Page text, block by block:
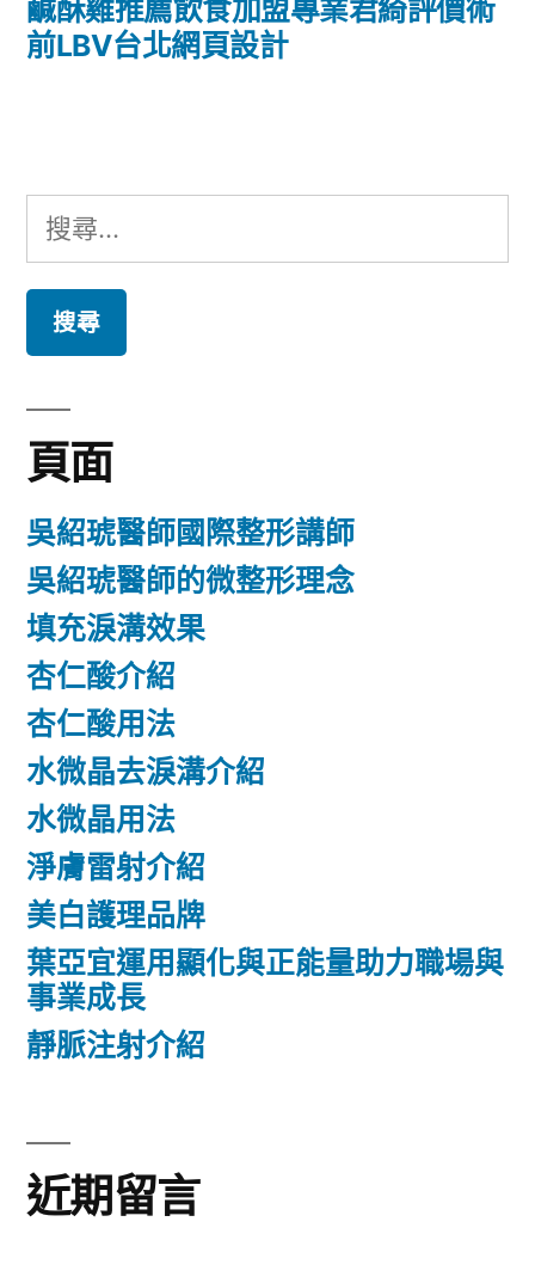
覽
一
篇
鹹酥雞推薦飲食加盟專業君綺評價術
前LBV台北網頁設計
搜
尋
鍵
字:
頁面
吳紹琥醫師國際整形講師
吳紹琥醫師的微整形理念
填充淚溝效果
杏仁酸介紹
杏仁酸用法
水微晶去淚溝介紹
水微晶用法
淨膚雷射介紹
美白護理品牌
葉亞宜運用顯化與正能量助力職場與
事業成長
靜脈注射介紹
近期留言